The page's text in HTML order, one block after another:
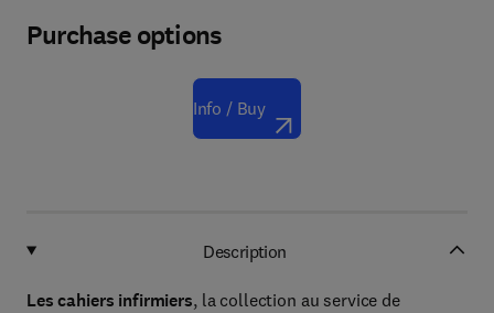
Purchase options
Info / Buy
Description
Les cahiers infirmiers, la collection au service de